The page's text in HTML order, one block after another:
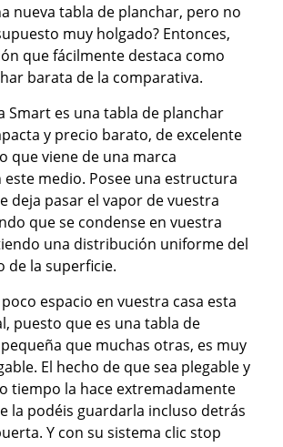
nueva tabla de planchar, pero no
muy holgado? Entonces,
que fácilmente destaca como
barata de la comparativa.
Smart es una tabla de planchar
y precio barato, de excelente
que viene de una marca
este medio. Posee una estructura
deja pasar el vapor de vuestra
que se condense en vuestra
una distribución uniforme del
de la superficie.
espacio en vuestra casa esta
puesto que es una tabla de
que muchas otras, es muy
El hecho de que sea plegable y
tiempo la hace extremadamente
la podéis guardarla incluso detrás
Y con su sistema clic stop